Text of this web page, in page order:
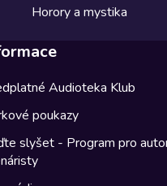
Horory a mystika
Audioteka Klub
poukazy
slyšet - Program pro